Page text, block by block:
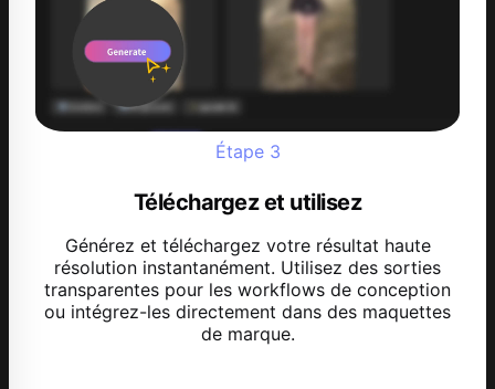
Étape 3
Téléchargez et utilisez
Générez et téléchargez votre résultat haute
résolution instantanément. Utilisez des sorties
transparentes pour les workflows de conception
ou intégrez-les directement dans des maquettes
de marque.